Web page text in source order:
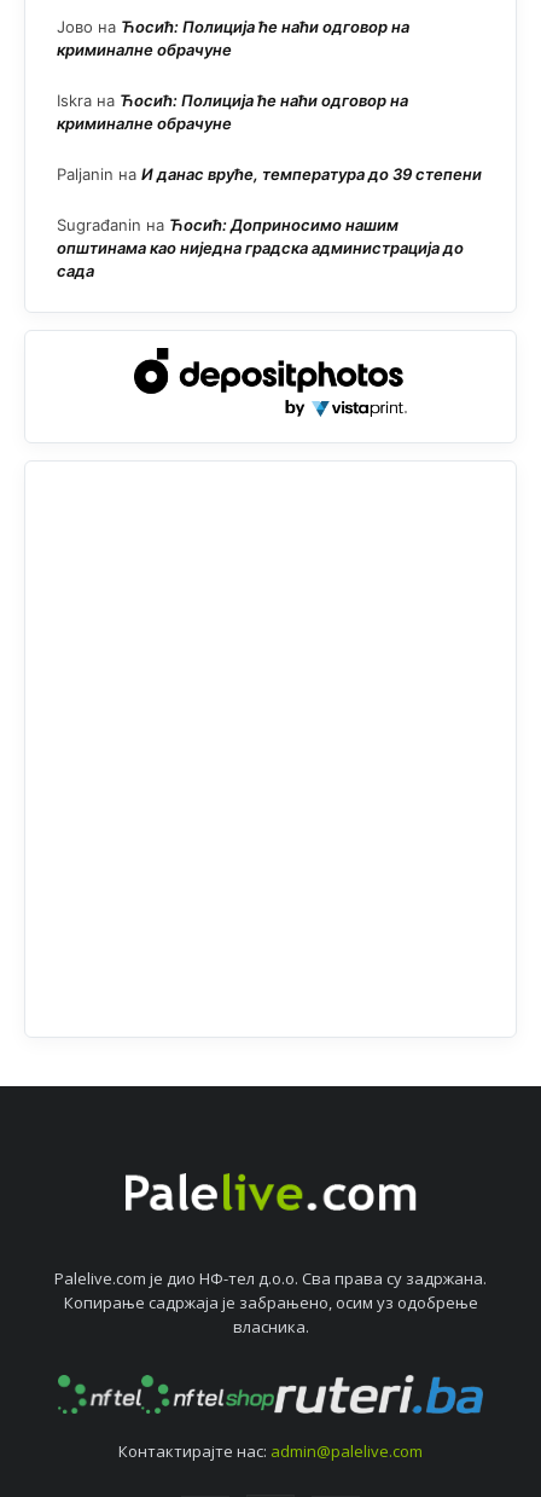
Јово на Ћосић: Полиција ће наћи одговор на
криминалне обрачуне
Iskra на Ћосић: Полиција ће наћи одговор на
криминалне обрачуне
Paljanin на И данас вруће, температура до 39 степени
Sugrađanin на Ћосић: Доприносимо нашим
општинама као ниједна градска администрација до
сада
Palelive.com јe дио НФ-тeл д.о.о. Сва права су задржана.
Копирањe садржаја јe забрањeно, осим уз одобрeњe
власника.
Контактирајтe нас: admin@palelive.com